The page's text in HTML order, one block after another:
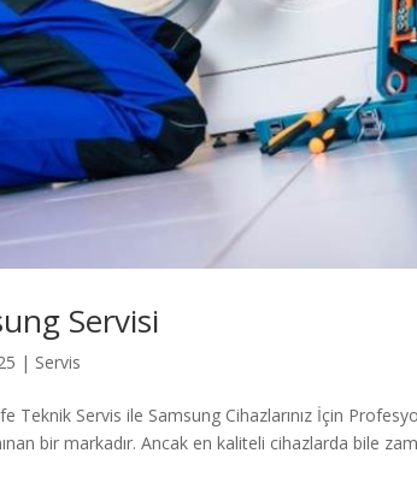
Servisi
| Servis
Teknik Servis ile Samsung Cihazlarınız İçin
bir markadır. Ancak en kaliteli cihazlarda bile